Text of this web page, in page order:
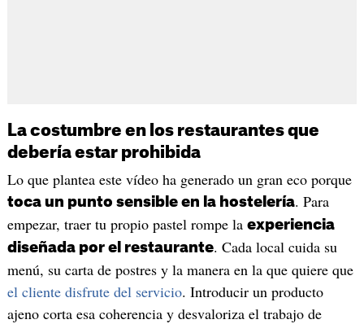
La costumbre en los restaurantes que
debería estar prohibida
Lo que plantea este vídeo ha generado un gran eco porque
toca un punto sensible en la hostelería. Para
empezar, traer tu propio pastel rompe la experiencia
diseñada por el restaurante. Cada local cuida su
menú, su carta de postres y la manera en la que quiere que
el cliente disfrute del servicio. Introducir un producto
ajeno corta esa coherencia y desvaloriza el trabajo de